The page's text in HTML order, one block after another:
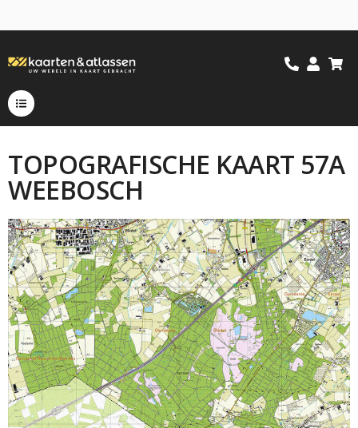
TOPOGRAFISCHE KAART 57A
WEEBOSCH